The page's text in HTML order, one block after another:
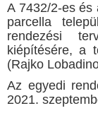
A 7432/2-es és
parcella
rendezési
kiépítésére, a
(Rajko
Az egyedi
2021.